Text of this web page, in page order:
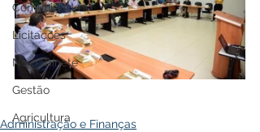
Comunidade
Licitações
No gabinete
Gestão
Agricultura
Administração e Finanças